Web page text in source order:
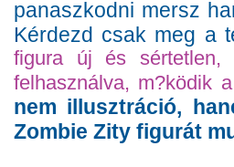
panaszkodni mersz
Kérdezd csak meg a
figura új és sértetlen,
felhasználva, m?ködik
nem illusztráció,
Zombie Zity figurát